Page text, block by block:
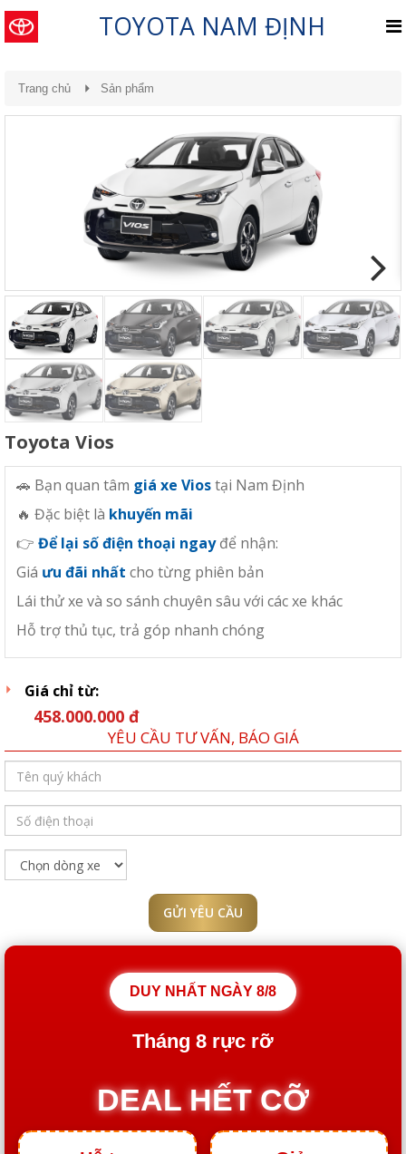
TOYOTA NAM ĐỊNH
Trang chủ Sản phẩm
Previous Next
Toyota Vios
🚗 Bạn quan tâm giá xe Viostại Nam Định
🔥 Đặc biệt là khuyến mãi
👉 Để lại số điện thoại ngayđể nhận:
Giá ưu đãi nhất cho từng phiên bản
Lái thử xe và so sánh chuyên sâu với các xe khác
Hỗ trợ thủ tục, trả góp nhanh chóng
Giá chỉ từ:
458.000.000 đ
YÊU CẦU TƯ VẤN, BÁO GIÁ
GỬI YÊU CẦU
DUY NHẤT NGÀY 8/8
Tháng 8 rực rỡ
DEAL HẾT CỠ